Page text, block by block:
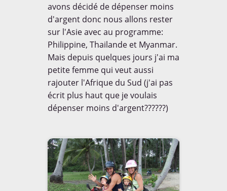
avons décidé de dépenser moins
d'argent donc nous allons rester
sur l'Asie avec au programme:
Philippine, Thailande et Myanmar.
Mais depuis quelques jours j'ai ma
petite femme qui veut aussi
rajouter l'Afrique du Sud (j'ai pas
écrit plus haut que je voulais
dépenser moins d'argent??????)